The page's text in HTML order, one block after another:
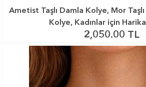
Ametist Taşlı Damla Kolye, Mor Taşlı
Kolye, Kadınlar için
2,050.00 TL